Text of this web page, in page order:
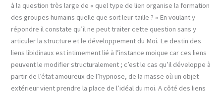
à la question très large de « quel type de lien organise la formation
des groupes humains quelle que soit leur taille ? » En voulant y
répondre il constate qu’il ne peut traiter cette question sans y
articuler la structure et le développement du Moi. Le destin des
liens libidinaux est intimement lié à l’instance moique car ces liens
peuvent le modifier structuralement ; c’est le cas qu’il développe à
partir de l’état amoureux de l’hypnose, de la masse où un objet
extérieur vient prendre la place de l’idéal du moi. A côté des liens